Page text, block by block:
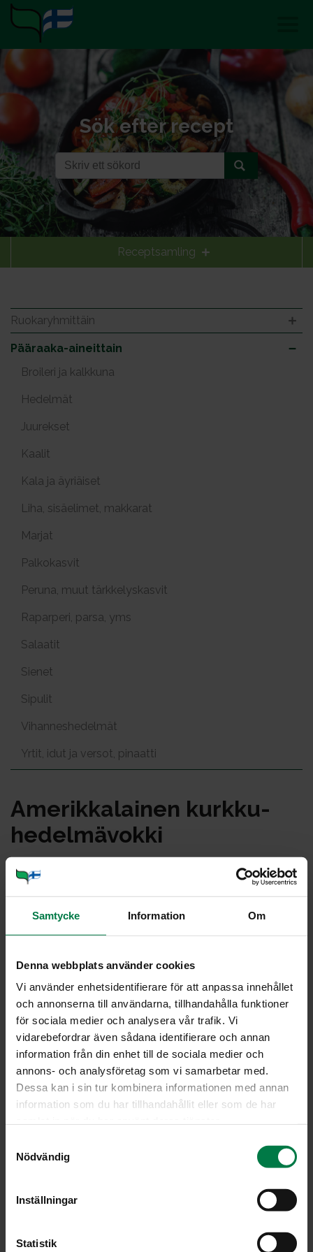
Samtycke Information Om
Denna webbplats använder cookies
Vi använder enhetsidentifierare för att anpassa innehållet
och annonserna till användarna, tillhandahålla funktioner
för sociala medier och analysera vår trafik. Vi
vidarebefordrar även sådana identifierare och annan
information från din enhet till de sociala medier och
annons- och analysföretag som vi samarbetar med.
Dessa kan i sin tur kombinera informationen med annan
information som du har tillhandahållit eller som de har
Nödvändig
Inställningar
Statistik
Sök efter recept
Receptsamling
Ruokaryhmittäin
Pääraaka-aineittain
Broileri ja kalkkuna
Hedelmät
Juurekset
Kaalit
Kala ja äyriäiset
Liha, sisäelimet, makkarat
Marjat
Palkokasvit
Peruna, muut tärkkelyskasvit
Raparperi, parsa, yms
Salaatit
Sienet
Sipulit
Vihanneshedelmät
Yrtit, idut ja versot, pinaatti
Ame­rik­ka­lai­nen kurk­ku-
he­del­mä­vok­ki
Portioner
Ohje
kurkku
0.5kypsää tuoretta ananasta
kypsää mangoa tai isoa omenaa
0.5punaista chiliä
rkl rypsiöljyä
maun mukaan vaaleaa tai vaahterasiirappia
siemenkodat ja ananaksesta puinen sisus. Paloittele
Halkaise kurkku pituussuunnassa. Leikkaa puolikkaat